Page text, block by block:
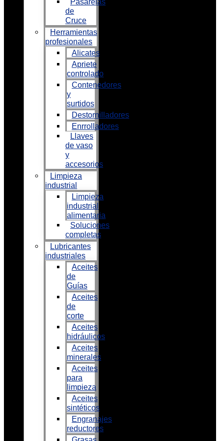
Pasarelas
de
Cruce
Herramientas
profesionales
Alicates
Apriete
controlado
Contenedores
y
surtidos
Destornilladores
Enrrolladores
Llaves
de vaso
y
accesorios
Limpieza
industrial
Limpieza
industrial
alimentaria
Soluciones
completas
Lubricantes
industriales
Aceites
de
Guías
Aceites
de
corte
Aceites
hidráulicos
Aceites
minerales
Aceites
para
limpieza
Aceites
sintéticos
Engranajes
reductores